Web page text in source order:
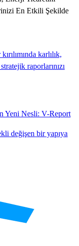
En Etkili Şekilde
karlılık,
raporlarınızı
Yeni Nesli: V-Report
değişen bir yapıya